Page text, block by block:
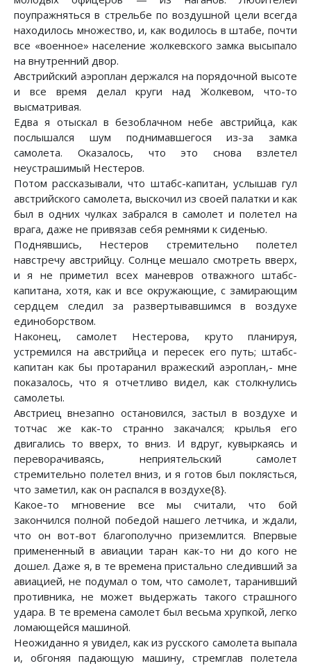
поупражняться в стрельбе по воздушной цели всегда
находилось множество, и, как водилось в штабе, почти
все «военное» население жолкевского замка высыпало
на внутренний двор.
Австрийский аэроплан держался на порядочной высоте
и все время делал круги над Жолкевом, что-то
высматривая.
Едва я отыскал в безоблачном небе австрийца, как
послышался шум поднимавшегося из-за замка
самолета. Оказалось, что это снова взлетел
неустрашимый Нестеров.
Потом рассказывали, что штабс-капитан, услышав гул
австрийского самолета, выскочил из своей палатки и как
был в одних чулках забрался в самолет и полетел на
врага, даже не привязав себя ремнями к сиденью.
Поднявшись, Нестеров стремительно полетел
навстречу австрийцу. Солнце мешало смотреть вверх,
и я не приметил всех маневров отважного штабс-
капитана, хотя, как и все окружающие, с замирающим
сердцем следил за развертывавшимся в воздухе
единоборством.
Наконец, самолет Нестерова, круто планируя,
устремился на австрийца и пересек его путь; штабс-
капитан как бы протаранил вражеский аэроплан,- мне
показалось, что я отчетливо видел, как столкнулись
самолеты.
Австриец внезапно остановился, застыл в воздухе и
тотчас же как-то странно закачался; крылья его
двигались то вверх, то вниз. И вдруг, кувыркаясь и
переворачиваясь, неприятельский самолет
стремительно полетел вниз, и я готов был поклясться,
что заметил, как он распался в воздухе{8}.
Какое-то мгновение все мы считали, что бой
закончился полной победой нашего летчика, и ждали,
что он вот-вот благополучно приземлится. Впервые
примененный в авиации таран как-то ни до кого не
дошел. Даже я, в те времена пристально следивший за
авиацией, не подумал о том, что самолет, таранивший
противника, не может выдержать такого страшного
удара. В те времена самолет был весьма хрупкой, легко
ломающейся машиной.
Неожиданно я увидел, как из русского самолета выпала
и, обгоняя падающую машину, стремглав полетела